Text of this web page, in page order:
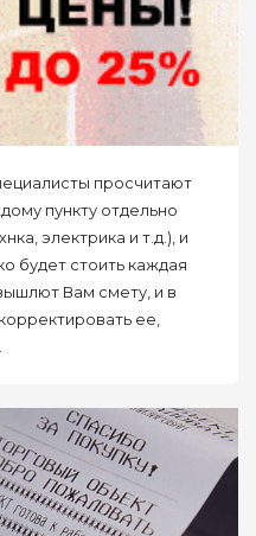
просчитают
пункту отдельно
электрика и т.д.), и
будет стоить каждая
Вам смету, и в
ее,